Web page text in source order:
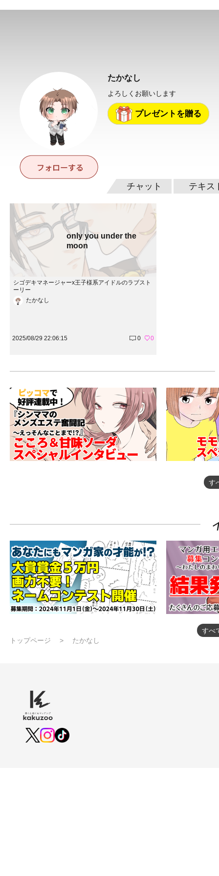
たかなし
よろしくお願いします
プレゼントを贈る
チャット テキス
only you under the
moon
シゴデキマネージャーx王子様系アイドルのラブスト
ーリー
たかなし
2025/08/29 22:06:15 0 0
す
すべ
トップページ
たかなし